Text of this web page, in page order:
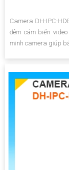
Camera DH-IPC-
đêm cảm biến
minh camera giúp